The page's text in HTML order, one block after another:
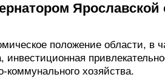
положение области, в
инвестиционная
хозяйства.